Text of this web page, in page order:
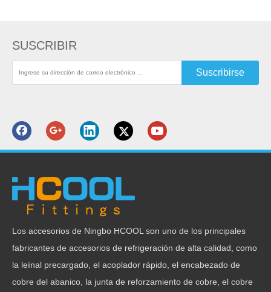
SUSCRIBIR
Suscribirse
Los accesorios de Ningbo HCOOL son uno de los principales
fabricantes de accesorios de refrigeración de alta calidad, como
la leínal precargado, el acoplador rápido, el encabezado de
cobre del abanico, la junta de reforzamiento de cobre, el cobre